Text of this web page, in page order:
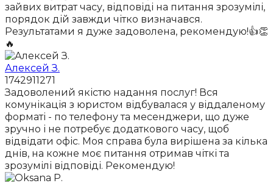
зайвих витрат часу, відповіді на питання зрозумілі,
порядок дій завжди чітко визначався.
Результатами я дуже задоволена, рекомендую!👍👏
🔥
Алексей З.
1742911271
Задоволений якістю надання послуг! Вся
комунікація з юристом відбувалася у віддаленому
форматі - по телефону та месенджери, що дуже
зручно і не потребує додаткового часу, щоб
відвідати офіс. Моя справа була вирішена за кілька
днів, на кожне моє питання отримав чіткі та
зрозумілі відповіді. Рекомендую!